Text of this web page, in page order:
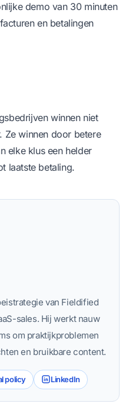
demo van 30 minuten
en betalingen
winnen niet
Ze winnen door betere
elke klus een helder
laatste betaling.
van Fieldified
sales. Hij werkt nauw
om praktijkproblemen
en bruikbare content.
policy LinkedIn